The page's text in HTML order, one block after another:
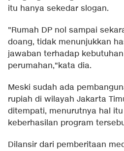
itu hanya sekedar slogan.
"Rumah DP nol sampai
doang, tidak menunjukkan
jawaban terhadap
perumahan,"kata dia.
Meski sudah ada
rupiah di wilayah Jakarta
ditempati, menurutnya hal
keberhasilan program
Dilansir dari pemberitaan